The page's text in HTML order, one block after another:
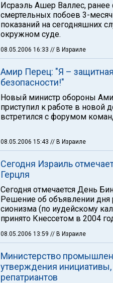
Исраэль Ашер Валлес,
смертельных побоев 3-
показаний на сегодняшних
окружном суде.
08.05.2006 16:33 // В Израиле
Амир Перец: "Я –
безопасности!"
Новый министр обороны
приступил к работе в новой
встретился с форумом
08.05.2006 15:43 // В Израиле
Сегодня Израиль
Герцля
Сегодня отмечается День
Решение об объявлении
сионизма (по иудейскому
принято Кнессетом в 2004
08.05.2006 13:59 // В Израиле
Министерство
утверждения
репатриантов